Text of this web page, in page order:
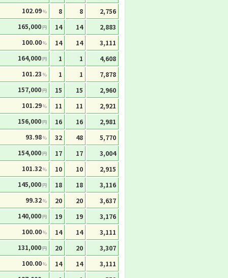
102.09% 8 8
2,756
165,000円 14 14
2,883
100.00% 14 14
3,111
164,000円 1 1
4,608
101.23 % 1 1
7,878
157,000円 15 15
2,960
101.29% 11 11
2,921
156,000円 16 16
2,981
93.98% 32 48
5,770
154,000円 17 17
3,004
101.32% 10 10
2,915
145,000円 18 18
3,116
99.32% 20 20
3,637
140,000円 19 19
3,176
100.00% 14 14
3,111
131,000円 20 20
3,307
100.00% 14 14
3,111